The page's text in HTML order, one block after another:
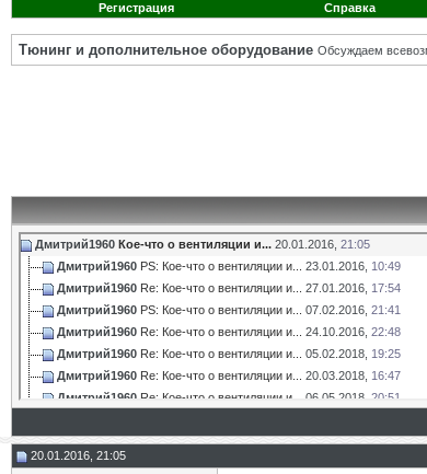
Регистрация
Справка
Тюнинг и дополнительное оборудование Обсуждаем
Дмитрий1960 Кое-что о вентиляции и... 20.01.2016, 21:05
Дмитрий1960 PS: Кое-что о вентиляции и... 23.01.2016, 10:49
Дмитрий1960 Re: Кое-что о вентиляции и... 27.01.2016, 17:54
Дмитрий1960 PS: Кое-что о вентиляции и... 07.02.2016, 21:41
Дмитрий1960 Re: Кое-что о вентиляции и... 24.10.2016, 22:48
Дмитрий1960 Re: Кое-что о вентиляции и... 05.02.2018, 19:25
Дмитрий1960 Re: Кое-что о вентиляции и... 20.03.2018, 16:47
Дмитрий1960 Re: Кое-что о вентиляции и... 06.05.2018, 20:51
20.01.2016, 21:05